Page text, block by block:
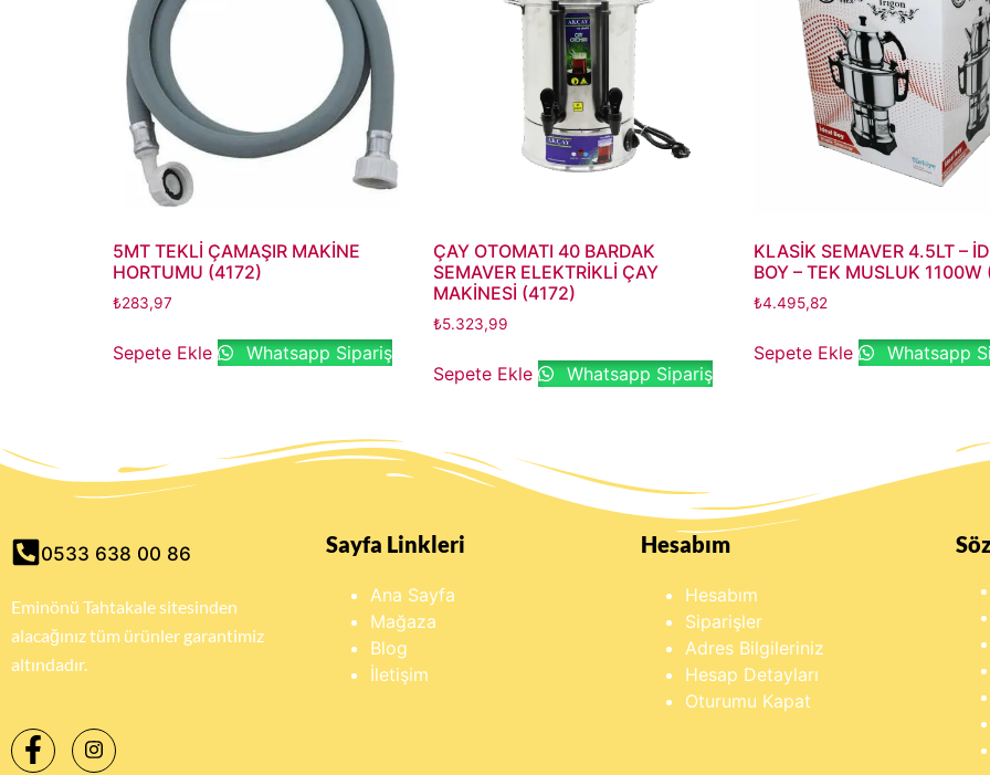
5MT TEKLİ ÇAMAŞIR MAKİNE
HORTUMU (4172)
₺283,97
Sepete Ekle Whatsapp Sipariş
ÇAY OTOMATI 40 BARDAK
SEMAVER ELEKTRİKLİ ÇAY
MAKİNESİ (4172)
₺5.323,99
Sepete Ekle Whatsapp Sipariş
KLASİK SEMAVER 4.5LT –
BOY – TEK MUSLUK 1100W
₺4.495,82
Sepete Ekle Whatsapp
0533 638 00 86
Eminönü Tahtakale sitesinden
alacağınız tüm ürünler garantimiz
altındadır.
Sayfa Linkleri
Ana Sayfa
Mağaza
Blog
İletişim
Hesabım
Hesabım
Siparişler
Adres Bilgileriniz
Hesap Detayları
Oturumu Kapat